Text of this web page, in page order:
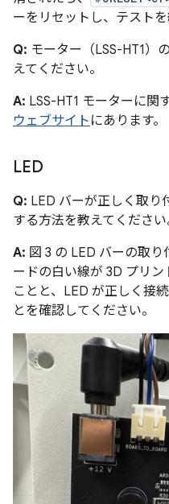
ーをリセットし、テストを
Q: モーター（LSS-HT1）
えてください。
A: LSS-HT1 モーターに関
ウェブサイト にあります。
LED
Q: LED バーが正しく取り
する方法を教えてください
A: 図 3 の LED バーの取
ードの白い線が 3D プリ
ことと、LED が正しく接
とを確認してください。